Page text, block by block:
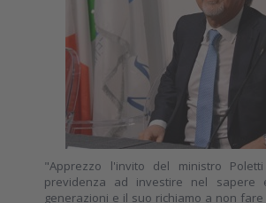
"Apprezzo l'invito del ministro
previdenza ad investire nel sapere
generazioni e il suo richiamo a non